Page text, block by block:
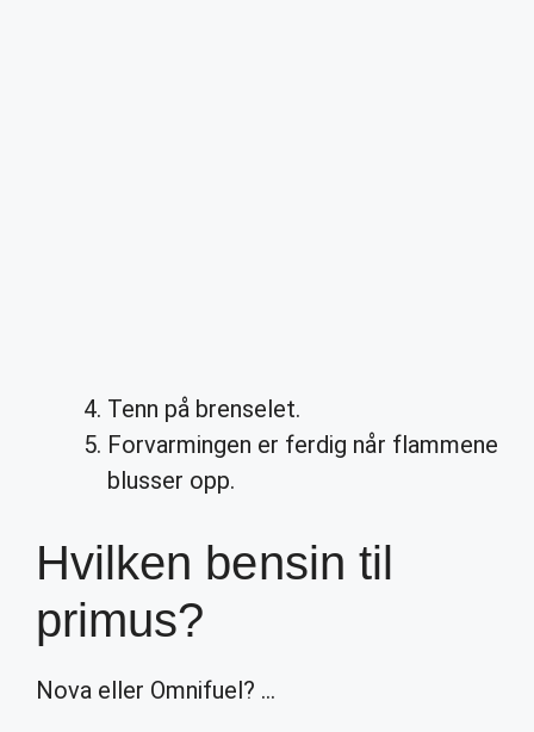
Tenn på brenselet.
Forvarmingen er ferdig når flammene
blusser opp.
Hvilken bensin til
primus?
Nova eller Omnifuel? …